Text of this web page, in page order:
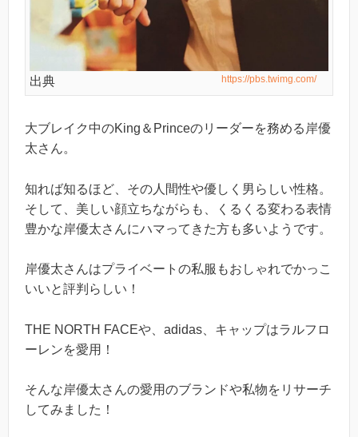
出典 https://pbs.twimg.com/
大ブレイク中のKing＆Princeのリーダーを務める岸優
太さん。
知れば知るほど、その人間性や優しく男らしい性格。
そして、美しい顔立ちながらも、くるくる変わる表情
豊かな岸優太さんにハマってきた方も多いようです。
岸優太さんはプライベートの私服もおしゃれでかっこ
いいと評判らしい！
THE NORTH FACEや、adidas、キャップはラルフロ
ーレンを愛用！
そんな岸優太さんの愛用のブランドや私物をリサーチ
してみました！